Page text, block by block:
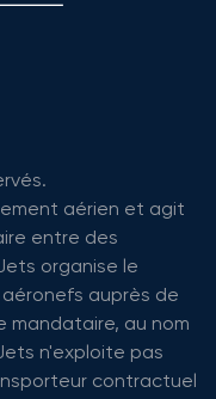
aérien et agit
entre des
organise le
auprès de
mandataire, au nom
n'exploite pas
contractuel